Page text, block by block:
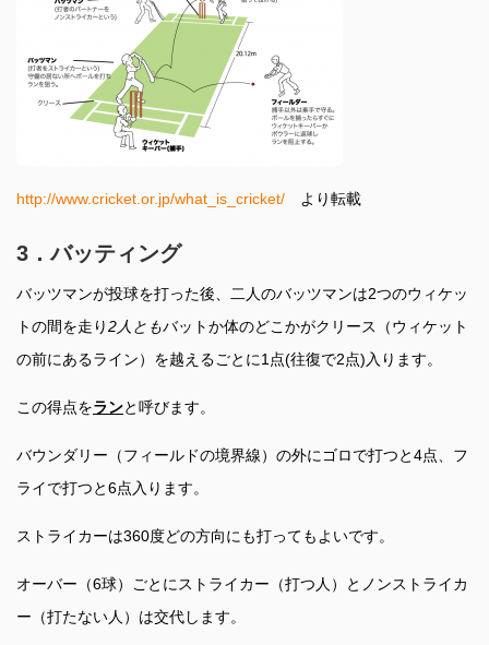
http://www.cricket.or.jp/what_is_cricket/ より転載
3．バッティング
バッツマンが投球を打った後、二人のバッツマンは2つのウィケッ
トの間を走り2人ともバットか体のどこかがクリース（ウィケット
の前にあるライン）を越えるごとに1点(往復で2点)入ります。
この得点をランと呼びます。
バウンダリー（フィールドの境界線）の外にゴロで打つと4点、フ
ライで打つと6点入ります。
ストライカーは360度どの方向にも打ってもよいです。
オーバー（6球）ごとにストライカー（打つ人）とノンストライカ
ー（打たない人）は交代します。